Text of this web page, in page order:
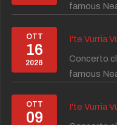
famous
OTT
16
2026
I'te Vurria
Concerto
famous
OTT
09
I'te Vurria